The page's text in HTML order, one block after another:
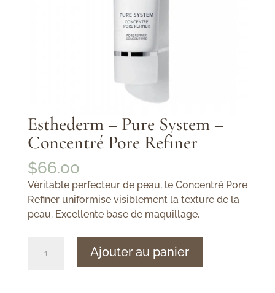
Esthederm – Pure System –
Concentré Pore Refiner
$66.00
Véritable perfecteur de peau, le Concentré Pore
Refiner uniformise visiblement la texture de la
peau. Excellente base de maquillage.
Ajouter au panier